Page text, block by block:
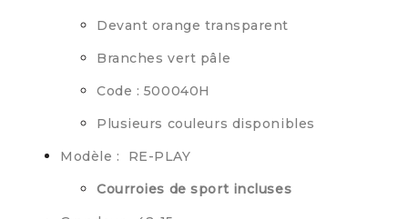
Devant orange transparent
Branches vert pâle
Code : 500040H
Plusieurs couleurs disponibles
Modèle : RE-PLAY
Courroies de sport incluses